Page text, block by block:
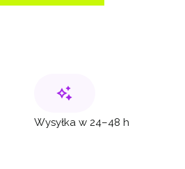
Wysyłka w 24–48 h